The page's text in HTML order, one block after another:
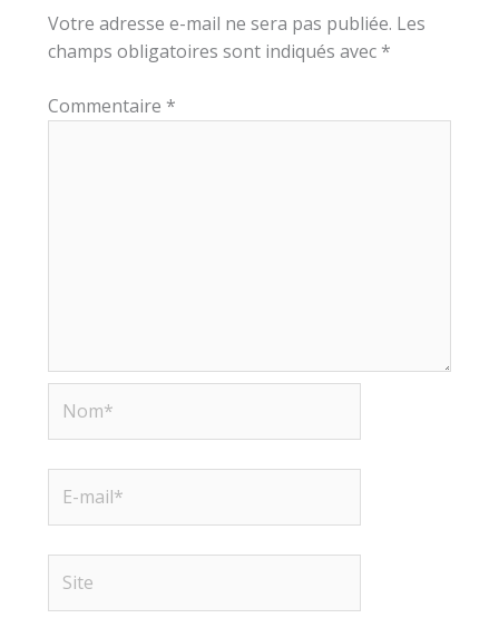
Votre adresse e-mail ne sera pas publiée. Les
champs obligatoires sont indiqués avec *
Commentaire *
mail*